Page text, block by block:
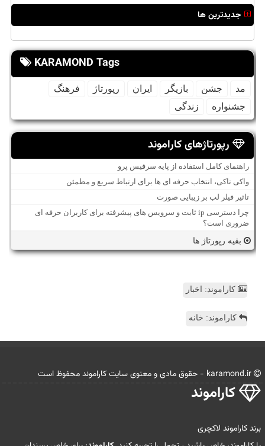
جدیدترین ها
KARAMOND Tags
مد جشن بازیگر ایران رپورتاژ
فرهنگ
جشنواره
زندگی
رپورتاژهای کاراموند
راهنمای کامل استفاده از پایه سرفیس پرو
واکی تاکی، انتخاب حرفه ای ها برای ارتباط سریع و مطمئن
تاثیر فیلر لب بر زیبایی صورت
چرا دسترسی ip ثابت و سرویس های پیشرفته برای کاربران حرفه ای
ضروری است؟
بقیه رپورتاژ ها
کاراموند: اخبار
کاراموند: خانه
كاراموند
برند کاراموند لاکچری